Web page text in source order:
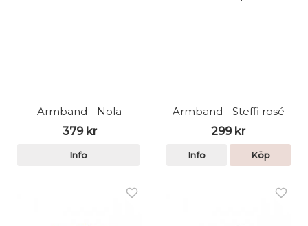
Armband - Nola
379 kr
Info
Armband - Steffi rosé
299 kr
Info Köp